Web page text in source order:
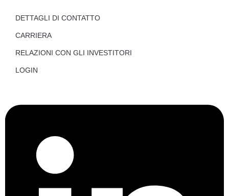
DETTAGLI DI CONTATTO
CARRIERA
RELAZIONI CON GLI INVESTITORI
LOGIN